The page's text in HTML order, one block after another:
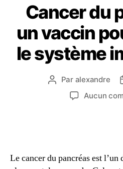
Cancer du
un vaccin
le système
Par alexandre
Aucun
Le cancer du pancréas est l’un